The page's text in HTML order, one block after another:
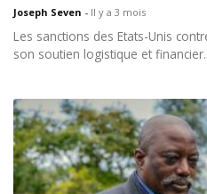
Joseph Seven - Il y a 3 mois
Les sanctions des Etats-Unis
son soutien logistique et